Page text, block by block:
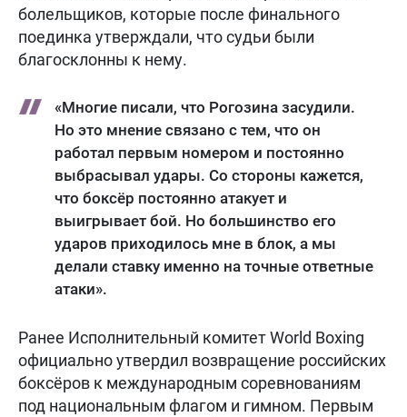
болельщиков, которые после финального
поединка утверждали, что судьи были
благосклонны к нему.
«Многие писали, что Рогозина засудили.
Но это мнение связано с тем, что он
работал первым номером и постоянно
выбрасывал удары. Со стороны кажется,
что боксёр постоянно атакует и
выигрывает бой. Но большинство его
ударов приходилось мне в блок, а мы
делали ставку именно на точные ответные
атаки».
Ранее Исполнительный комитет World Boxing
официально утвердил возвращение российских
боксёров к международным соревнованиям
под национальным флагом и гимном. Первым